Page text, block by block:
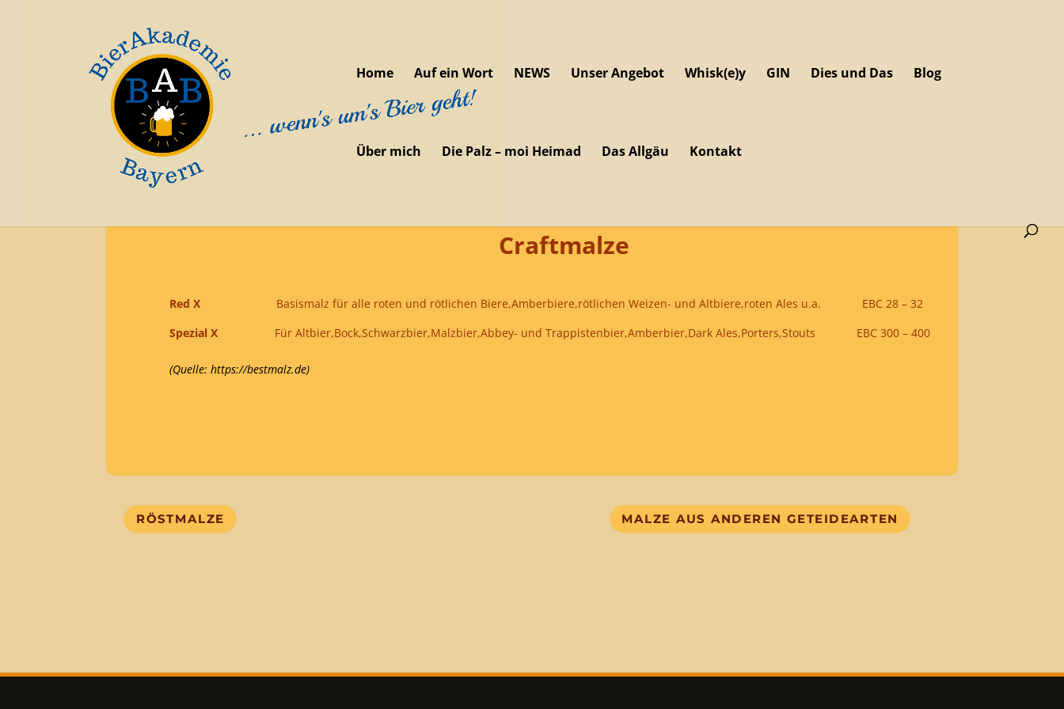
Home Auf ein Wort NEWS Unser Angebot Whisk(e)y GIN Dies und Das Blog
Über mich Die Palz – moi Heimad Das Allgäu Kontakt
Craftmalze
Red X Basismalz für alle roten und rötlichen Biere,Amberbiere,rötlichen Weizen- und Altbiere,roten Ales u.a. EBC 28 – 32
Spezial X Für Altbier,Bock,Schwarzbier,Malzbier,Abbey- und Trappistenbier,Amberbier,Dark Ales,Porters,Stouts EBC 300 – 400
(Quelle: https://bestmalz.de)
RÖSTMALZE MALZE AUS ANDEREN GETEIDEARTEN